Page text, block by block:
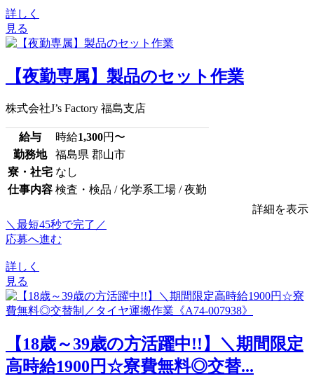
詳しく
見る
【夜勤専属】製品のセット作業
株式会社J’s Factory 福島支店
給与 時給1,300円〜
勤務地
福島県 郡山市
寮・社宅 なし
仕事内容 検査・検品 / 化学系工場 / 夜勤
詳細を表示
＼最短45秒で完了／
応募へ進む
詳しく
見る
【18歳～39歳の方活躍中!!】＼期間限定
高時給1900円☆寮費無料◎交替...